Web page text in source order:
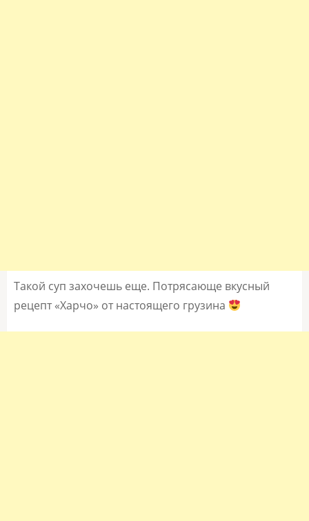
Такой суп захочешь еще. Потрясающе вкусный
рецепт «Харчо» от настоящего грузина